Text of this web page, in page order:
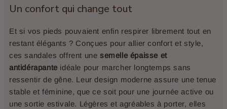
Un confort qui change tout
Et si vos pieds pouvaient enfin respirer librement tout en
restant élégants ? Conçues pour allier confort et style,
ces sandales offrent unesemelle épaisse et
antidérapanteidéale pour marcher longtemps sans
ressentir de gêne. Leur design moderne assure une tenue
stable et féminine, que ce soit pour une journée active ou
une sortie estivale. Légères et agréables à porter, elles